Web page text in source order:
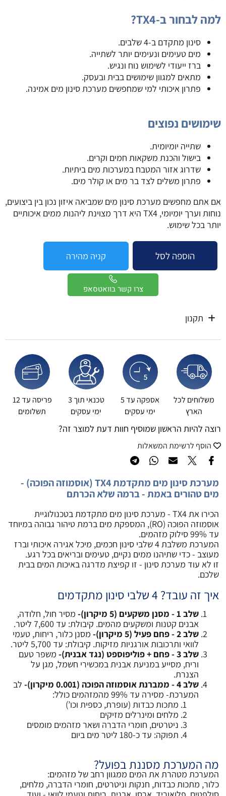
למה לבחור ב-TX4?
סינון מתקדם ב-4 שלבים.
מים טעימים ונעימים יותר לשתייה.
ברז ייעודי לשימוש נוח ונגיש.
מתאים למגוון שימושים בבית ובעסק.
פתרון איכותי למי שמחפשים מערכת סינון מים אמינה.
שימושים נפוצים
שתייה יומיומית.
בישול והכנת משקאות חמים וקרים.
שדרוג אזור המטבח במערכות מים ביתיות.
פתרון משלים לצד בר מים או קולר מים.
אם אתם מחפשים מערכת סינון מים שמביאה איזון נכון בין ביצועים,
נוחות וערך יומיומי, TX4 היא דרך מצוינת ליהנות ממים איכותיים
יותר בכל שימוש.
הוספה לסל קניה מהירה
צרו קשר בוואטסאפ
תקנון
משלוחים לכל
הארץ
אספקה עד 5
ימי עסקים
טכנאי תוך 3
ימי עסקים
פריסה עד 12
תשלומים
רוצה להיות הראשון שמוסיף חוות דעת למוצר זה?
הוסף לרשימת המשאלות
מערכת סינון מים מתקדמת TX4 (אוסמוזה הפוכה) -
מים טהורים באמת - ברמה שלא הכרתם
הכירו את TX4 - מערכת סינון מים מתקדמת בטכנולוגיית
אוסמוזה הפוכה (RO), המספקת מים ברמת טיהור גבוהה במיוחד
עד 99% סילוק מזהמים.
המערכת משלבת 4 שלבי סינון חכמים, מיכל אגירה איכותי וברז
מעוצב - כדי שתיהנו ממים נקיים, טעימים ובריאים בכל רגע.
זו לא עוד מערכת סינון - זו קפיצת מדרגה באיכות המים בבית
שלכם.
איך זה עובד? 4 שלבי סינון מתקדמים
שלב 1 - מסנן משקעים (5 מיקרון)-
מסיר חול, חלודה,
אבנים קטנות ומשקעים מהמים. קיבולת: עד 7,600 ליטר.
שלב 2 - פחם פעיל (5 מיקרון)-
מסנן כלור, ריחות, טעמי
לוואי ותרכובות אורגניות מזיקות. קיבולת: עד 5,700 ליטר.
שלב 3 - פחם + פוליפוספט (נגד אבנית)-
משפר טעם
וריח, מסייע במניעת אבנית במכשירי חשמל, מגן על
הצנרת.
שלב 4 - ממברנת אוסמוזה הפוכה (0.001 מיקרון)-
לב
המערכת- מסירה עד 99% מהמזהמים כולל:
מתכות כבדות (עופרת, כספית וכו’)
מלחים ומינרלים מזיקים
ניטרטים, חומרי הדברה ושאר מזהמים מומסים
תפוקה: עד כ-180 ליטר מים ביום
מה המערכת מסננת בפועל?
המערכת מטהרת את המים ממגוון רחב של מזהמים:
כלור, מתכות כבדות, חנקות וניטרטים, חומרי הדברה, מלחים,